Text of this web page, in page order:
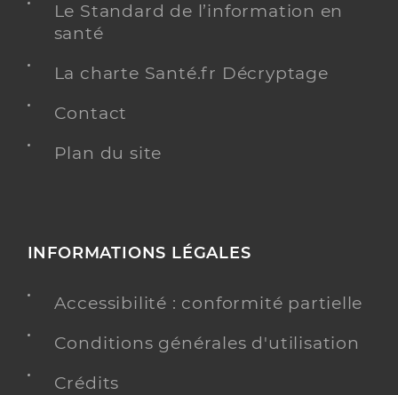
Le Standard de l’information en
santé
La charte Santé.fr Décryptage
Contact
Plan du site
INFORMATIONS LÉGALES
Accessibilité : conformité partielle
Conditions générales d'utilisation
Crédits